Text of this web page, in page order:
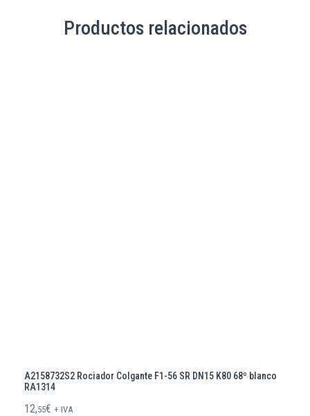
Productos relacionados
A2158732S2 Rociador Colgante F1-56 SR DN15 K80 68º blanco
RA1314
12,55€ + IVA